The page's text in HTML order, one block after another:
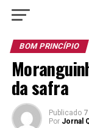
BOM PRINCÍPIO
da safra
Publicado
Por Jornal